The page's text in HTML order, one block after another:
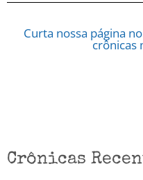
Curta nossa página
crônicas
Crônicas